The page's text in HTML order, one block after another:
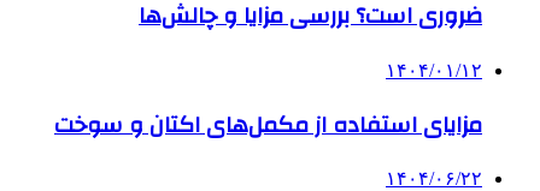
ضروری است؟ بررسی مزایا و چالش‌ها
۱۴۰۴/۰۱/۱۲
مزایای استفاده از مکمل‌های اکتان و سوخت
۱۴۰۴/۰۶/۲۲